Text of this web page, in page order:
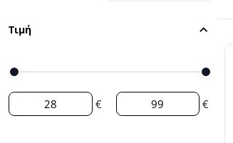
Τιμή
€ €